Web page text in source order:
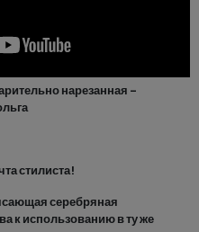
нарезанная -
стилиста!
серебряная
к использованию в ту же